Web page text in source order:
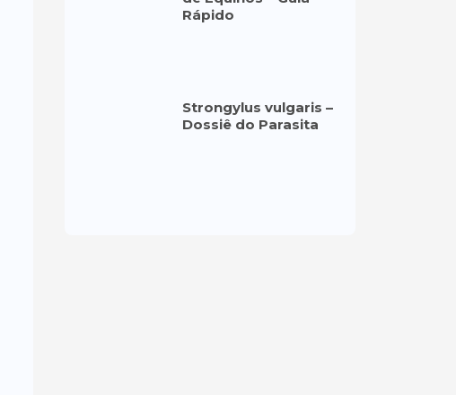
Rápido
Strongylus vulgaris –
Dossiê do Parasita